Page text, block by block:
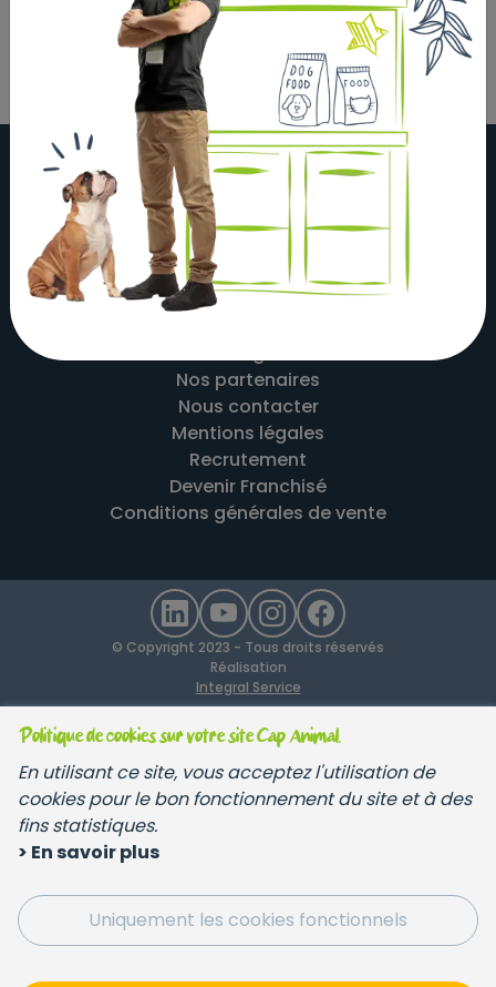
Politique de cookies sur votre site Cap Animal.
En utilisant ce site, vous acceptez l'utilisation de
cookies pour le bon fonctionnement du site et à des
fins statistiques.
> En savoir plus
Uniquement les cookies fonctionnels
À propos
Nos partenaires
Nous contacter
Mentions légales
Recrutement
Devenir Franchisé
Conditions générales de vente
© Copyright 2023 - Tous droits réservés
Réalisation
Integral Service